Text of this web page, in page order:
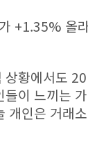
+1.35% 올
상황에서도
들이 느끼는
개인은 거래